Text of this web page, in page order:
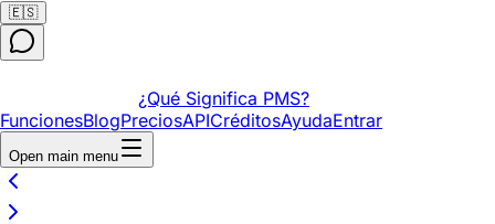
🇪🇸
¿Qué Significa PMS?
FuncionesBlogPreciosAPICréditosAyudaEntrar
Open main menu